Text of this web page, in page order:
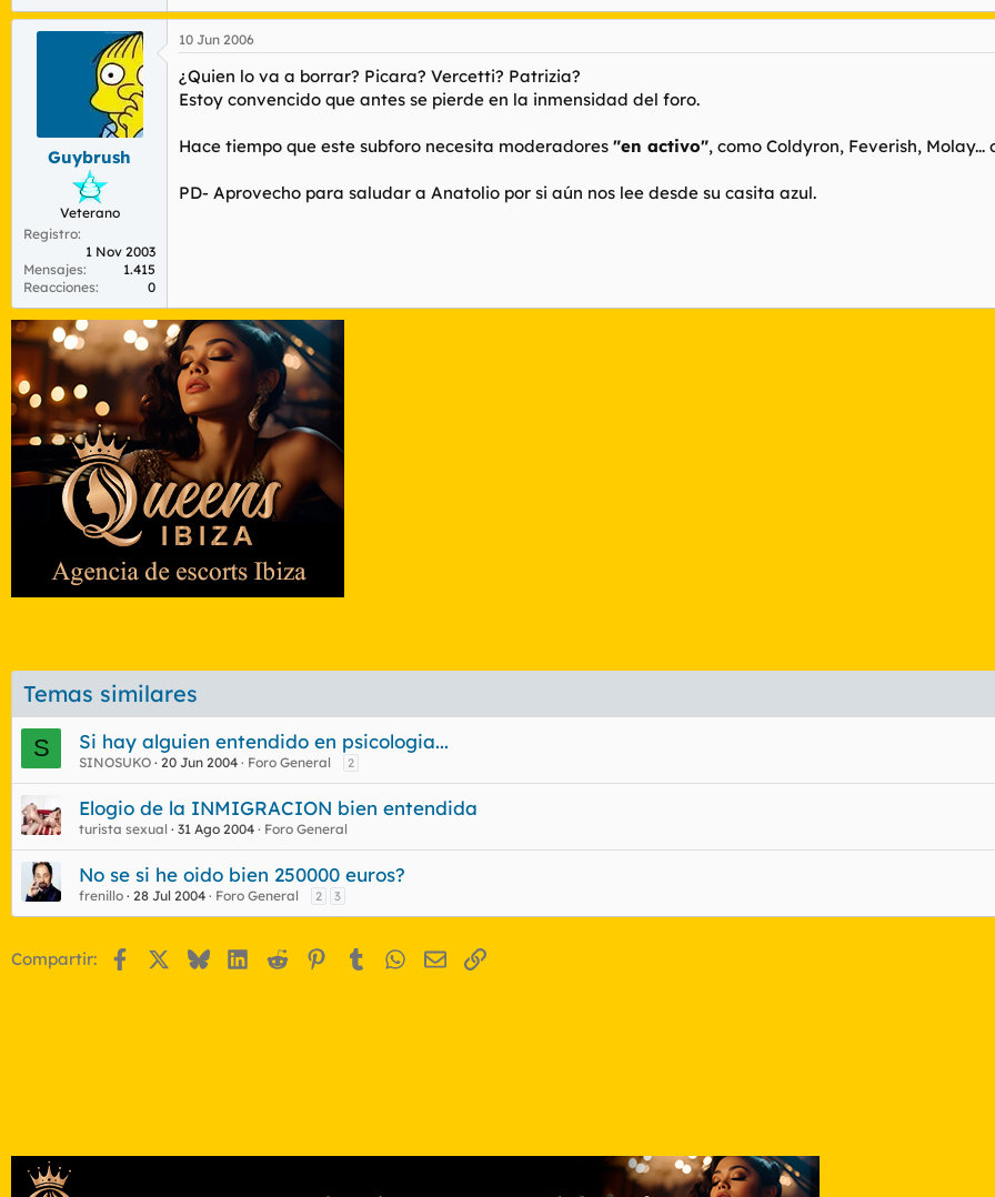
Guybrush
Veterano
Registro
1 Nov 2003
Mensajes
1.415
Reacciones
0
10 Jun 2006
¿Quien lo va a borrar? Picara? Vercetti? Patrizia?
Estoy convencido que antes se pierde en la inmensidad del foro.
Hace tiempo que este subforo necesita moderadores "en activo", como Coldyron, Feverish,
PD- Aprovecho para saludar a Anatolio por si aún nos lee desde su casita azul.
Temas similares
S
Si hay alguien entendido en psicologia...
SINOSUKO 20 Jun 2004 Foro General 2
Elogio de la INMIGRACION bien entendida
turista sexual 31 Ago 2004 Foro General
No se si he oido bien 250000 euros?
frenillo 28 Jul 2004 Foro General 2 3
Compartir: FacebookBlueskyLinkedIn
Reddit Pinterest
Tumblr WhatsApp
EmailEnlace